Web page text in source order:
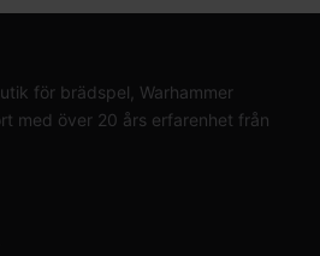
för brädspel, Warhammer
med över 20 års erfarenhet från